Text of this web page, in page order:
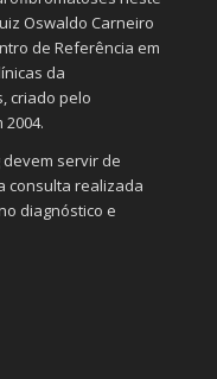
Oswaldo Carneiro
de Referência em
da
criado pelo
servir de
consulta realizada
diagnóstico e
que